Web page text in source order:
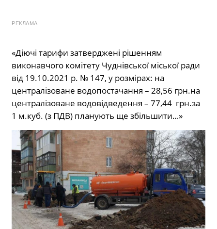
РЕКЛАМА
«Діючі тарифи затверджені рішенням
виконавчого комітету Чуднівської міської ради
від 19.10.2021 р. № 147, у розмірах: на
централізоване водопостачання – 28,56 грн.на
централізоване водовідведення – 77,44 грн.за
1 м.куб. (з ПДВ) планують ще збільшити…»